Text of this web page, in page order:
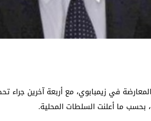
في زيمبابوي، مع أربعة آخرين جراء
بحسب ما أعلنت السلطات المحلية.